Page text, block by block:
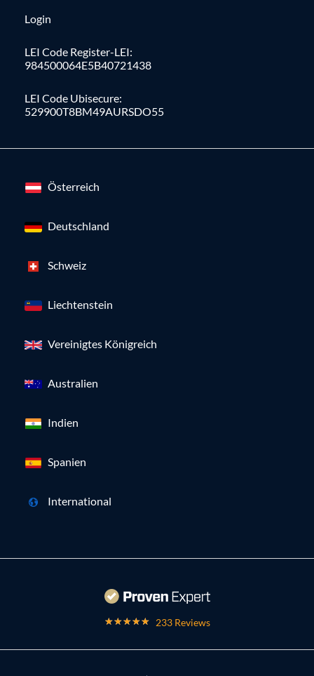
Login
LEI Code Register-LEI:
984500064E5B40721438
LEI Code Ubisecure:
529900T8BM49AURSDO55
Österreich
Deutschland
Schweiz
Liechtenstein
Vereinigtes Königreich
Australien
Indien
Spanien
International
233 Reviews